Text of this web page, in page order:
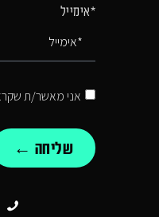
*אימייל
אני מאשר/ת
שליחה ←